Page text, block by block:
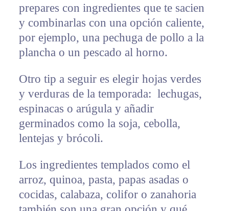
prepares con ingredientes que te sacien
y combinarlas con una opción caliente,
por ejemplo, una pechuga de pollo a la
plancha o un pescado al horno.
Otro tip a seguir es elegir hojas verdes
y verduras de la temporada: lechugas,
espinacas o arúgula y añadir
germinados como la soja, cebolla,
lentejas y brócoli.
Los ingredientes templados como el
arroz, quinoa, pasta, papas asadas o
cocidas, calabaza, colifor o zanahoria